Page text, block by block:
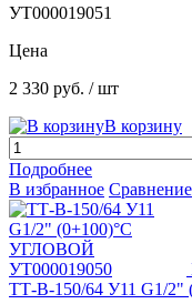
УТ000019051
Цена
2 330 руб. / шт
В корзину
Подробнее
В избранное Сравнение
ТТ-В-150/64 У11 G1/